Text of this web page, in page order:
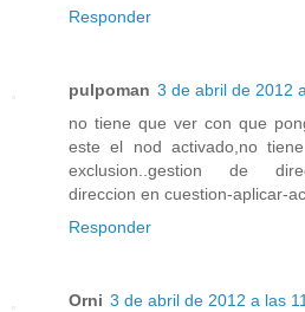
Responder
pulpoman 3 de abril de 2012
no tiene que ver con que
este el nod activado,no
exclusion..gestion de
direccion en cuestion-aplicar-
Responder
Orni 3 de abril de 2012 a las